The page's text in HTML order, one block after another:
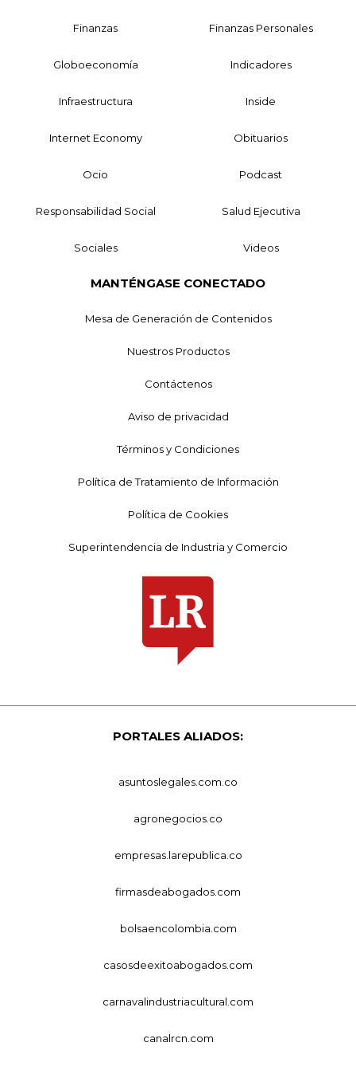
Finanzas Finanzas Personales
Globoeconomía Indicadores
Infraestructura Inside
Internet Economy Obituarios
Ocio Podcast
Responsabilidad Social Salud Ejecutiva
Sociales Videos
MANTÉNGASE CONECTADO
Mesa de Generación de Contenidos
Nuestros Productos
Contáctenos
Aviso de privacidad
Términos y Condiciones
Política de Tratamiento de Información
Política de Cookies
Superintendencia de Industria y Comercio
PORTALES ALIADOS:
asuntoslegales.com.co
agronegocios.co
empresas.larepublica.co
firmasdeabogados.com
bolsaencolombia.com
casosdeexitoabogados.com
carnavalindustriacultural.com
canalrcn.com